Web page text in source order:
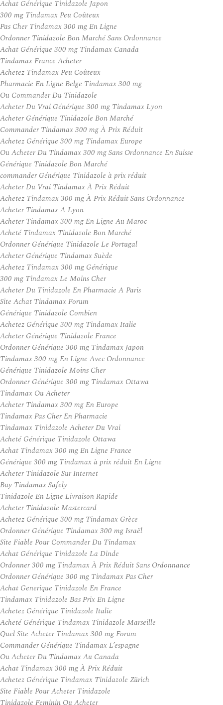
Achat Générique Tinidazole Japon
300 mg Tindamax Peu Coûteux
Pas Cher Tindamax 300 mg En Ligne
Ordonner Tinidazole Bon Marché Sans Ordonnance
Achat Générique 300 mg Tindamax Canada
Tindamax France Acheter
Achetez Tindamax Peu Coûteux
Pharmacie En Ligne Belge Tindamax 300 mg
Ou Commander Du Tinidazole
Acheter Du Vrai Générique 300 mg Tindamax Lyon
Acheter Générique Tinidazole Bon Marché
Commander Tindamax 300 mg À Prix Réduit
Achetez Générique 300 mg Tindamax Europe
Ou Acheter Du Tindamax 300 mg Sans Ordonnance En Suisse
Générique Tinidazole Bon Marché
commander Générique Tinidazole à prix réduit
Acheter Du Vrai Tindamax À Prix Réduit
Achetez Tindamax 300 mg À Prix Réduit Sans Ordonnance
Acheter Tindamax A Lyon
Acheter Tindamax 300 mg En Ligne Au Maroc
Acheté Tindamax Tinidazole Bon Marché
Ordonner Générique Tinidazole Le Portugal
Acheter Générique Tindamax Suède
Achetez Tindamax 300 mg Générique
300 mg Tindamax Le Moins Cher
Acheter Du Tinidazole En Pharmacie A Paris
Site Achat Tindamax Forum
Générique Tinidazole Combien
Achetez Générique 300 mg Tindamax Italie
Acheter Générique Tinidazole France
Ordonner Générique 300 mg Tindamax Japon
Tindamax 300 mg En Ligne Avec Ordonnance
Générique Tinidazole Moins Cher
Ordonner Générique 300 mg Tindamax Ottawa
Tindamax Ou Acheter
Acheter Tindamax 300 mg En Europe
Tindamax Pas Cher En Pharmacie
Tindamax Tinidazole Acheter Du Vrai
Acheté Générique Tinidazole Ottawa
Achat Tindamax 300 mg En Ligne France
Générique 300 mg Tindamax à prix réduit En Ligne
Acheter Tinidazole Sur Internet
Buy Tindamax Safely
Tinidazole En Ligne Livraison Rapide
Acheter Tinidazole Mastercard
Achetez Générique 300 mg Tindamax Grèce
Ordonner Générique Tindamax 300 mg Israël
Site Fiable Pour Commander Du Tindamax
Achat Générique Tinidazole La Dinde
Ordonner 300 mg Tindamax À Prix Réduit Sans Ordonnance
Ordonner Générique 300 mg Tindamax Pas Cher
Achat Generique Tinidazole En France
Tindamax Tinidazole Bas Prix En Ligne
Achetez Générique Tinidazole Italie
Acheté Générique Tindamax Tinidazole Marseille
Quel Site Acheter Tindamax 300 mg Forum
Commander Générique Tindamax L’espagne
Ou Acheter Du Tindamax Au Canada
Achat Tindamax 300 mg À Prix Réduit
Achetez Générique Tindamax Tinidazole Zürich
Site Fiable Pour Acheter Tinidazole